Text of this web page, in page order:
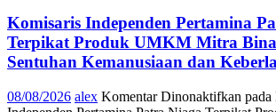
Komisaris Independen Pertamina
Terpikat Produk UMKM Mitra
Sentuhan Kemanusiaan dan
08/08/2026 alex Komentar Dinonaktifkan pada